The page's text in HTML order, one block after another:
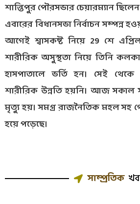
শান্তিপুর পৌরসভার চেয়ারম্যান
এবারের বিধানসভা নির্বাচন সম্পন্ন
আগেই শ্বাসকষ্ট নিয়ে 29 শে
শারীরিক অসুস্থতা নিয়ে তিনি
হাসপাতালে ভর্তি হন। সেই
শারীরিক উন্নতি হয়নি। আজ সকাল
মৃত্যু হয়। সমগ্র রাজনৈতিক মহল সহ
হয়ে পড়েছে।
সাম্প্রতিক